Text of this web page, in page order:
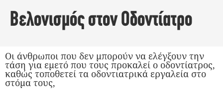
Βελονισμός στον Οδοντίατρο
Οι άνθρωποι που δεν μπορούν να ελέγξουν την
τάση για εμετό που τους προκαλεί ο οδοντίατρος,
καθώς τοποθετεί τα οδοντιατρικά εργαλεία στο
στόμα τους,